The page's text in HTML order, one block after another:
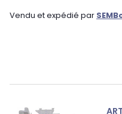
Vendu et expédié par